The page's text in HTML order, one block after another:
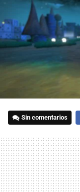
Sin comentarios